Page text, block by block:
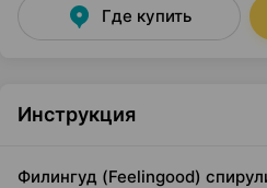
Где купить
Инструкция
Филингуд (Feelingood)